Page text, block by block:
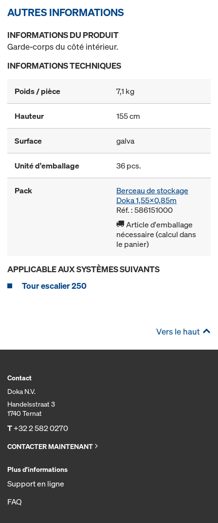
AUTRES INFORMATIONS
INFORMATIONS DU PRODUIT
Garde-corps du côté intérieur.
INFORMATIONS TECHNIQUES
Poids / pièce 7,1 kg
Hauteur 155 cm
Surface galva
Unité d'emballage 36 pcs.
Pack
Berceau de stockage
Doka 1,55x0,85m
Réf. : 586151000
Article d'emballage
nécessaire (calcul dans
le panier)
APPLICABLE AUX SYSTÈMES SUIVANTS
Tour escalier 250
Vers le haut
Contact
Doka N.V.
Handelsstraat 3
1740 Ternat
T+32 2 582 0270
CONTACTER MAINTENANT
Plus d'informations
Support en ligne
FAQ